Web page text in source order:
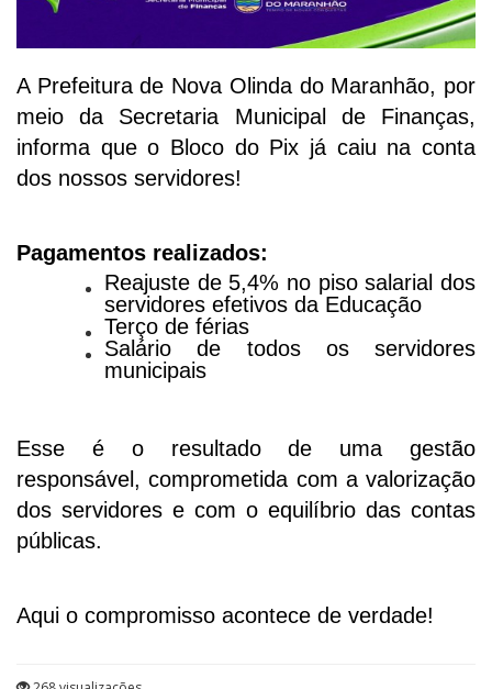
A Prefeitura de Nova Olinda do Maranhão, por
meio da Secretaria Municipal de Finanças,
informa que o Bloco do Pix já caiu na conta
dos nossos servidores!
Pagamentos realizados:
Reajuste de 5,4% no piso salarial dos
servidores efetivos da Educação
Terço de férias
Salário de todos os servidores
municipais
Esse é o resultado de uma gestão
responsável, comprometida com a valorização
dos servidores e com o equilíbrio das contas
públicas.
Aqui o compromisso acontece de verdade!